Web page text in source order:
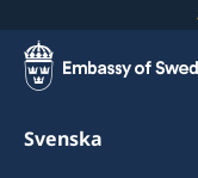
Svenska